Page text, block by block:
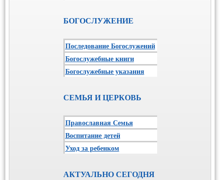
БОГОСЛУЖЕНИЕ
Последование Богослужений
Богослужебные книги
Богослужебные указания
СЕМЬЯ И ЦЕРКОВЬ
Православная Семья
Воспитание детей
Уход за ребенком
АКТУАЛЬНО СЕГОДНЯ